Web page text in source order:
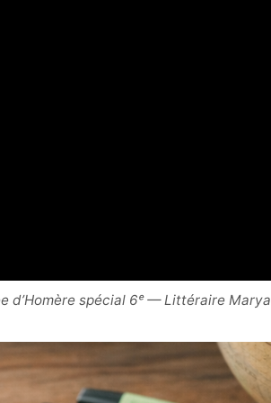
d’Homère spécial 6ᵉ — Littéraire Marya